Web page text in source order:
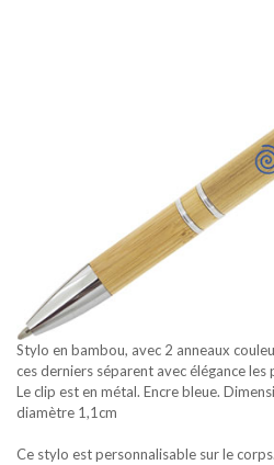
Stylo en bambou, avec 2 anneaux
ces derniers séparent avec élégance
Le clip est en métal. Encre bleue.
diamètre 1,1cm
Ce stylo est personnalisable sur le corps.